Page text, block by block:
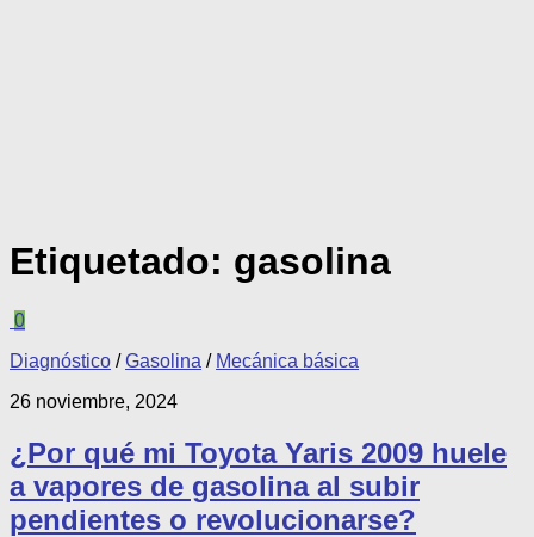
Etiquetado: gasolina
0
Diagnóstico /Gasolina / Mecánica básica
26 noviembre, 2024
¿Por qué mi Toyota Yaris 2009 huele
a vapores de gasolina al subir
pendientes o revolucionarse?